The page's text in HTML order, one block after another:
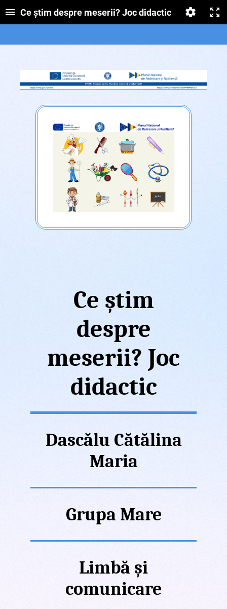
Ce știm despre meserii? Joc didactic
Ce știm
despre
meserii? Joc
didactic
Dascălu Cătălina
Maria
Grupa Mare
Limbă și
comunicare